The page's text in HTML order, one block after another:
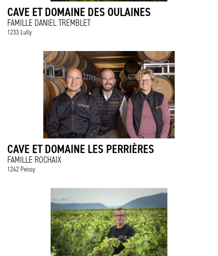
CAVE ET DOMAINE DES OULAINES
FAMILLE DANIEL TREMBLET
1233 Lully
CAVE ET DOMAINE LES PERRIÈRES
FAMILLE ROCHAIX
1242 Peissy